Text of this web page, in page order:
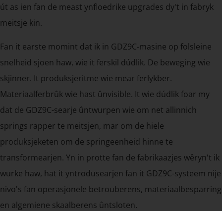
út as ien fan de meast ynfloedrike upgrades dy't in fabryk
meitsje kin.
Fan it earste momint dat ik in GDZ9C-masine op folsleine
snelheid sjoen haw, wie it ferskil dúdlik. De beweging wie
skjinner. It produksjeritme wie mear ferlykber.
Materiaalferbrûk wie hast ûnvisible. It wie dúdlik foar my
dat de GDZ9C-searje ûntwurpen wie om net allinnich
springs rapper te meitsjen, mar om de hiele
produksjeketen om de springeenheid hinne te
transformearjen. Yn in protte fan de fabrikaazjes wêryn't ik
wurke haw, hat it yntrodusearjen fan it GDZ9C-systeem nije
nivo's fan operasjonele betrouberens, materiaalbesparring
en algemiene skaalberens ûntsloten.